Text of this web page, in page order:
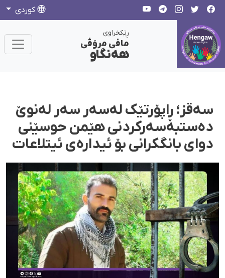
كوردی
ڕێکخراوی
مافی مرۆڤی
هەنگاو
سەقز؛ ڕاپۆرتێک لەسەر سەر لەنوێ
دەستبەسەرکردنی هێمن حوسێنی
دوای بانگکرانی بۆ ئیدارەی ئیتلاعات